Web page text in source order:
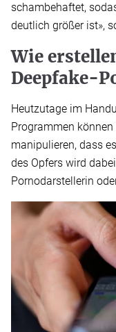
schambehaftet,
deutlich größer ist»,
Wie
Deepfake-
Heutzutage im
Programmen
manipulieren, dass
des Opfers wird
Pornodarstellerin